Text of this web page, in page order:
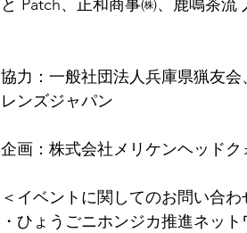
と Patch、正和商事㈱、鹿鳴茶
協力：一般社団法人兵庫県猟友
レンズジャパン
企画：株式会社メリケンヘッドク
＜イベントに関してのお問い合わ
・ひょうごニホンジカ推進ネッ